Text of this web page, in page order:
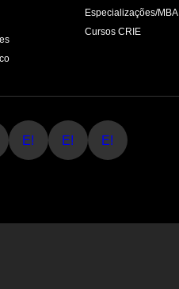
Especializações/MBA
Cursos CRIE
E! E! E!